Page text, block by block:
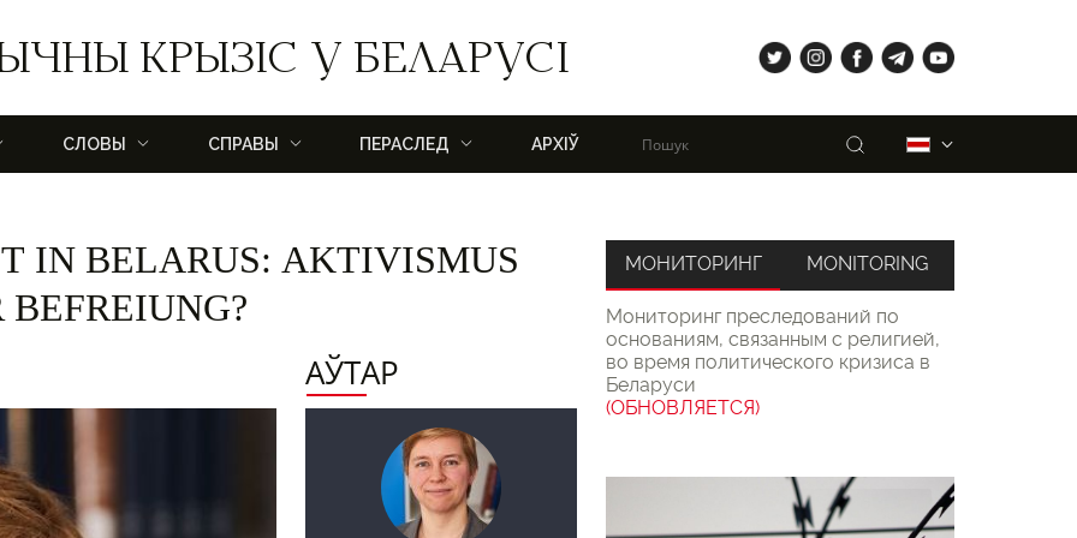
КРЫЗІС У БЕЛАРУСІ
СЛОВЫ СПРАВЫ ПЕРАСЛЕД АРХІЎ Пошук
tw ig fb tg yt
IN BELARUS: AKTIVISMUS
BEFREIUNG?
АЎТАР
МОНИТОРИНГ
Мониторинг преследований по
основаниям, связанным с религией,
во время политического кризиса в
Беларуси
(ОБНОВЛЯЕТСЯ)
MONITORING